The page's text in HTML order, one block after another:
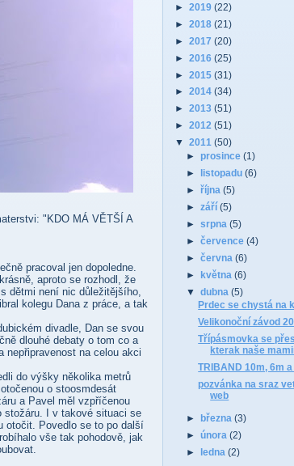
"KDO MÁ VĚTŠÍ A
pracoval jen dopoledne.
aproto se rozhodl, že
dětmi není nic důležitějšího,
kolegu Dana z práce, a tak
divadle, Dan se svou
dlouhé debaty o tom co a
nepřipravenost na celou akci
do výšky několika metrů
o stoosmdesát
a Pavel měl vzpříčenou
stožáru. I v takové situaci se
otočit. Povedlo se to po další
vše tak pohodově, jak
► 2019 (22)
► 2018 (21)
► 2017 (20)
► 2016 (25)
► 2015 (31)
► 2014 (34)
► 2013 (51)
► 2012 (51)
▼ 2011 (50)
►prosince(1)
►
listopadu(6)
►října(5)
►září(5)
►srpna(5)
►července(4)
►června(6)
► května(6)
▼dubna(5)
Prdec se chystá na
Velikonoční závod
Třípásmovka se
kterak naše
TRIBAND 10m, 6m a
pozvánka na sraz
web
► března(3)
►února(2)
► ledna(2)